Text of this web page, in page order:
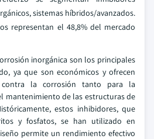
sistemas híbridos/avanzados.
representan el 48,8% del mercado
inorgánica son los principales
ya que son económicos y ofrecen
contra la corrosión tanto para la
mantenimiento de las estructuras de
estos inhibidores, que
y fosfatos, se han utilizado en
permite un rendimiento efectivo